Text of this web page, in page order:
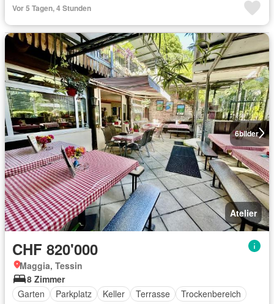
Vor 5 Tagen, 4 Stunden
6bilder
Atelier
CHF 820'000
Maggia, Tessin
8 Zimmer
Garten
Parkplatz Keller Terrasse Trockenbereich